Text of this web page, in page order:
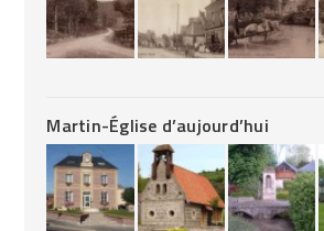
Martin-Église d’aujourd’hui